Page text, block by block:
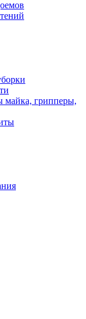
грипперы,